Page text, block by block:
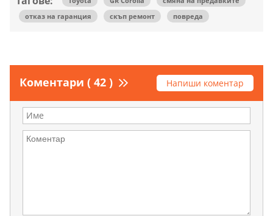
отказ на гаранция
скъп ремонт повреда
Коментари ( 42 ) Напиши коментар